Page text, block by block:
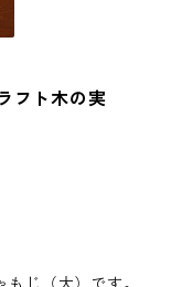
フト木の実